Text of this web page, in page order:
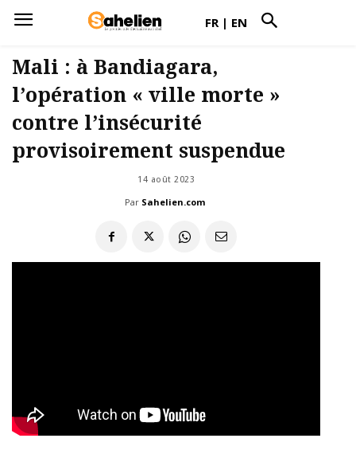
FR | EN
Mali : à Bandiagara,
l’opération « ville morte »
contre l’insécurité
provisoirement suspendue
14 août 2023
Par Sahelien.com